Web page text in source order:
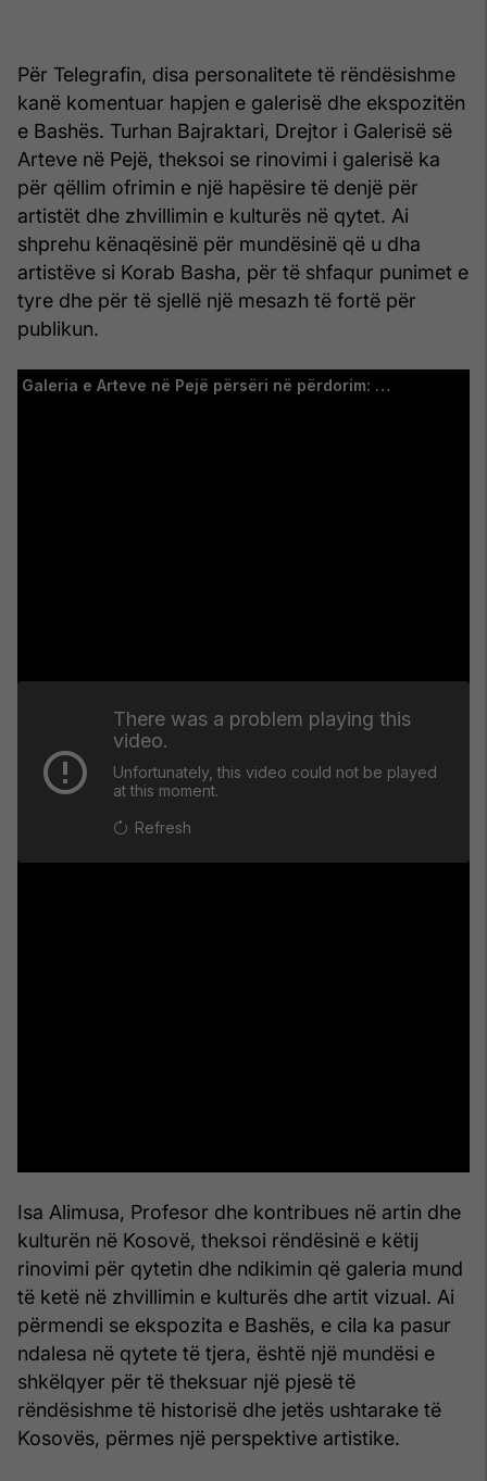
Për Telegrafin, disa personalitete të rëndësishme
kanë komentuar hapjen e galerisë dhe ekspozitën
e Bashës. Turhan Bajraktari, Drejtor i Galerisë së
Arteve në Pejë, theksoi se rinovimi i galerisë ka
për qëllim ofrimin e një hapësire të denjë për
artistët dhe zhvillimin e kulturës në qytet. Ai
shprehu kënaqësinë për mundësinë që u dha
artistëve si Korab Basha, për të shfaqur punimet e
tyre dhe për të sjellë një mesazh të fortë për
publikun.
Isa Alimusa, Profesor dhe kontribues në artin dhe
kulturën në Kosovë, theksoi rëndësinë e këtij
rinovimi për qytetin dhe ndikimin që galeria mund
të ketë në zhvillimin e kulturës dhe artit vizual. Ai
përmendi se ekspozita e Bashës, e cila ka pasur
ndalesa në qytete të tjera, është një mundësi e
shkëlqyer për të theksuar një pjesë të
rëndësishme të historisë dhe jetës ushtarake të
Kosovës, përmes një perspektive artistike.